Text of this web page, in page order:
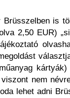
is
2,50 EUR)
nem
lehet adni